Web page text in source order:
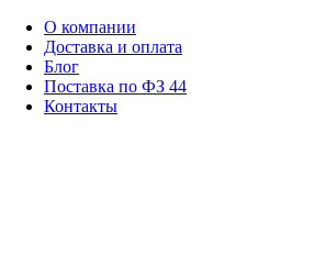
О компании
Доставка и оплата
Блог
Поставка по ФЗ 44
Контакты